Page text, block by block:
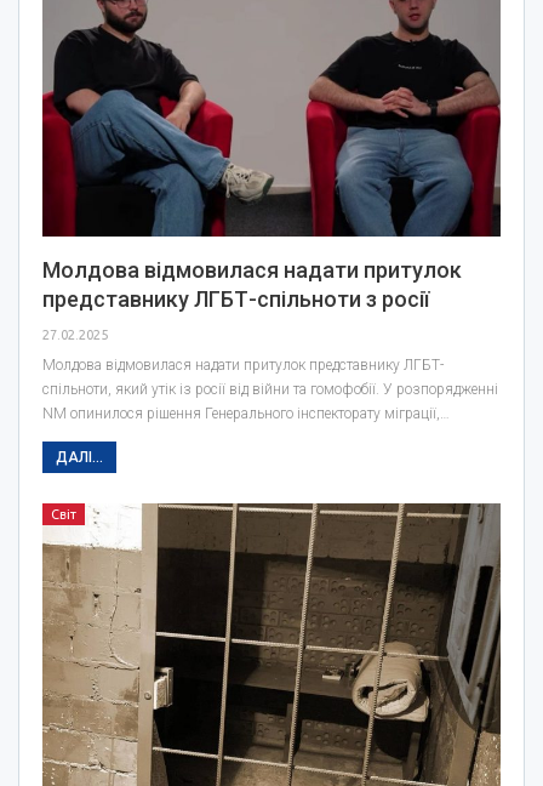
Молдова відмовилася надати притулок
представнику ЛГБТ-спільноти з росії
27.02.2025
Молдова відмовилася надати притулок представнику ЛГБТ-
спільноти, який утік із росії від війни та гомофобії. У розпорядженні
NM опинилося рішення Генерального інспекторату міграції,…
ДАЛІ...
Світ